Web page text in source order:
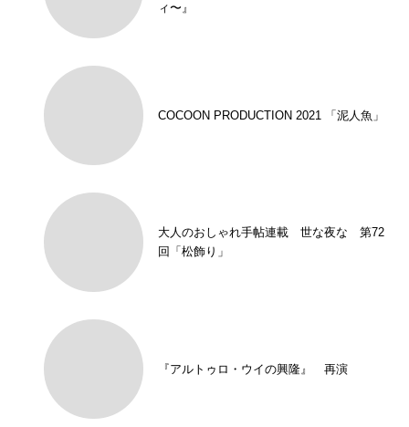
ィ〜』
COCOON PRODUCTION 2021 「泥人魚」
大人のおしゃれ手帖連載 世な夜な 第72
回「松飾り」
『アルトゥロ・ウイの興隆』 再演